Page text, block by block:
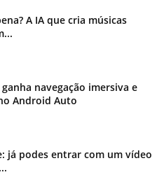
A IA que cria músicas
navegação imersiva e
Android Auto
já podes entrar com um vídeo